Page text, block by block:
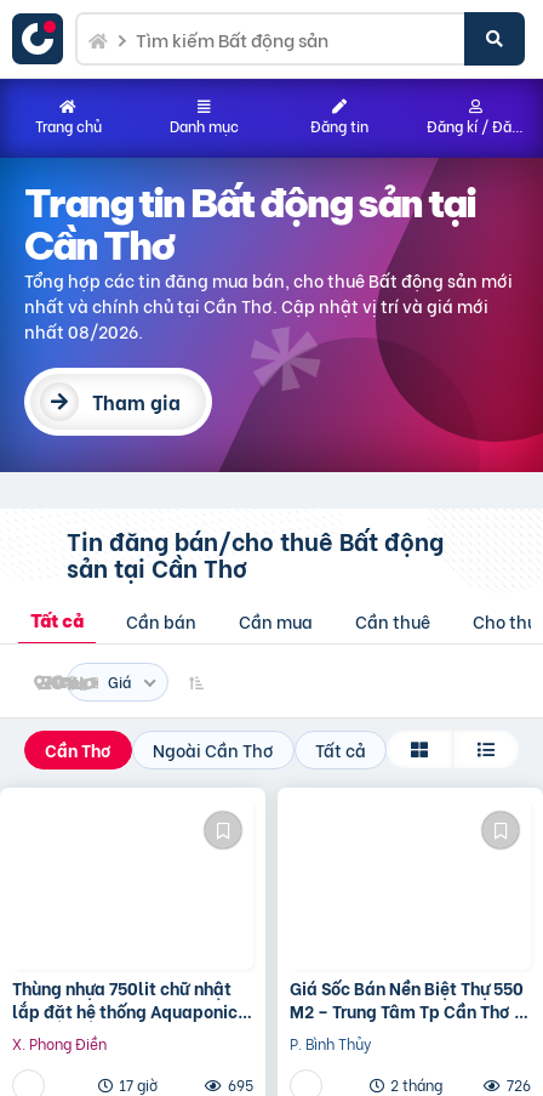
Trang tin Bất động sảntại
Cần Thơ
Tổng hợp các tin đăng mua bán, cho thuê Bất động sản mới
nhất và chính chủtại Cần Thơ . Cập nhật vị trí và giá mới
nhất 08/2026.
Tham gia
Tin đăng bán/cho thuê Bất động
sản tại Cần Thơ
Tất cả Cần bán Cần mua Cần thuê Cho
Giá
Cần Thơ Ngoài Cần Thơ Tất cả
Thùng nhựa 750lit chữ nhật
lắp đặt hệ thống Aquaponics
/ 0963 839 593 Ms.Loan
X. Phong Điền
17 giờ
695
Giá Sốc Bán Nền Biệt Thự 550
M2 – Trung Tâm Tp Cần Thơ –
Tặng Nhà Kho Cho Thuê 20
Triệu/T
P. Bình Thủy
2 tháng
726
Trang chủ Danh mục Đăng tin